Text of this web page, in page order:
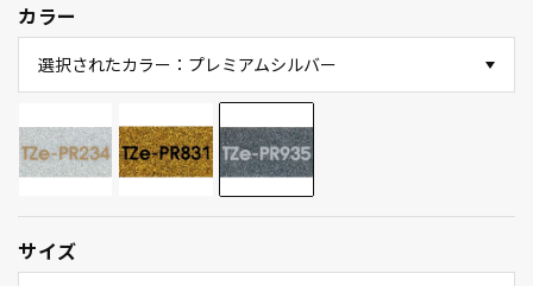
カラー
選択されたカラー：プレミアムシルバー
サイズ